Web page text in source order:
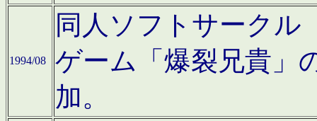
1994/08
同人ソフトサークル
ゲーム「爆裂兄貴」
加。